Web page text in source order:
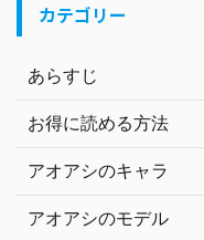
カテゴリー
あらすじ
お得に読める方法
アオアシのキャラ
アオアシのモデル